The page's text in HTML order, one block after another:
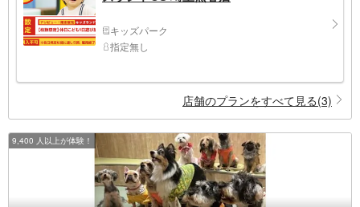
キッズパーク
指定無し
店舗のプランをすべて見る(3)
9,400 人以上が体験！